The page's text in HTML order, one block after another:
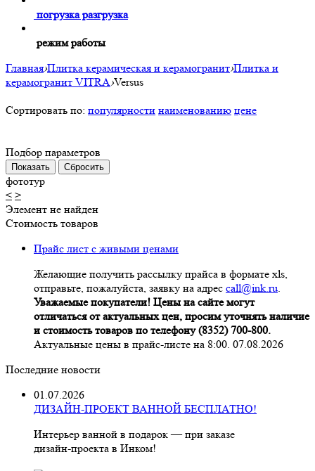
погрузка разгрузка
режим работы
Главная›Плитка керамическая и керамогранит›Плитка и
керамогранит VITRA›Versus
Сортировать по: популярности наименованию цене
Подбор параметров
фототур
< >
Элемент не найден
Стоимость товаров
Прайс лист с живыми ценами
Желающие получить рассылку прайса в формате xls,
отправьте, пожалуйста, заявку на адрес call@ink.ru.
Уважаемые покупатели! Цены на сайте могут
отличаться от актуальных цен, просим уточнять наличие
и стоимость товаров по телефону (8352) 700-800.
Актуальные цены в прайс-листе на 8:00. 07.08.2026
Последние новости
01.07.2026
ДИЗАЙН-ПРОЕКТ ВАННОЙ БЕСПЛАТНО!
Интерьер ванной в подарок — при заказе
дизайн‑проекта в Инком!